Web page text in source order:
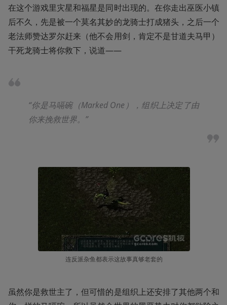
在这个游戏里灾星和福星是同时出现的。在你走出巫医小镇
后不久，先是被一个莫名其妙的龙骑士打成猪头，之后一个
老法师赞达罗尔赶来（他不会用剑，肯定不是甘道夫马甲）
干死龙骑士将你救下，说道——
“你是马嗝碗（Marked One），组织上决定了由
你来挽救世界。”
连反派杂鱼都表示这故事真够老套的
虽然你是救世主了，但可惜的是组织上还安排了其他两个和